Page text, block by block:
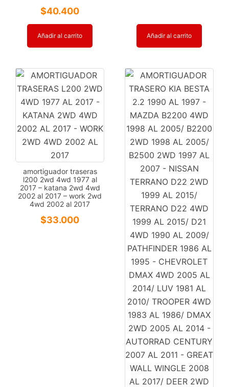
$40.400
Añadir al carrito Añadir al carrito
amortiguador traseras
l200 2wd 4wd 1977 al
2017 – katana 2wd 4wd
2002 al 2017 – work 2wd
4wd 2002 al 2017
$33.000